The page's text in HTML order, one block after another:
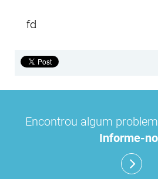
fd
Encontrou algum
Informe-